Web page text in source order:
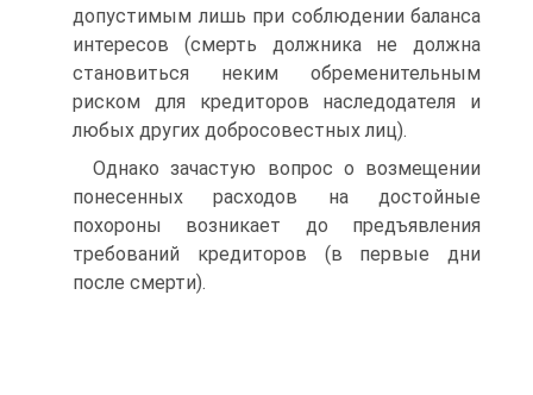
допустимым лишь при соблюдении баланса
интересов (смерть должника не должна
становиться неким обременительным
риском для кредиторов наследодателя и
любых других добросовестных лиц).
Однако зачастую вопрос о возмещении
понесенных расходов на достойные
похороны возникает до предъявления
требований кредиторов (в первые дни
после смерти).